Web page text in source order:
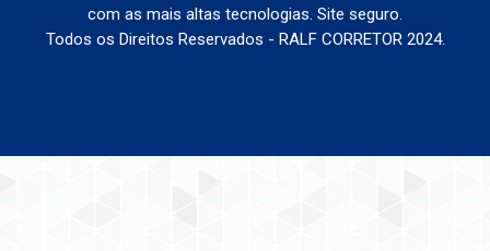
com as mais altas tecnologias. Site seguro.
Todos os Direitos Reservados - RALF CORRETOR 2024.